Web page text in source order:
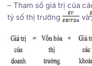
– Tham số giá trị của
tỷ số thị trường
và